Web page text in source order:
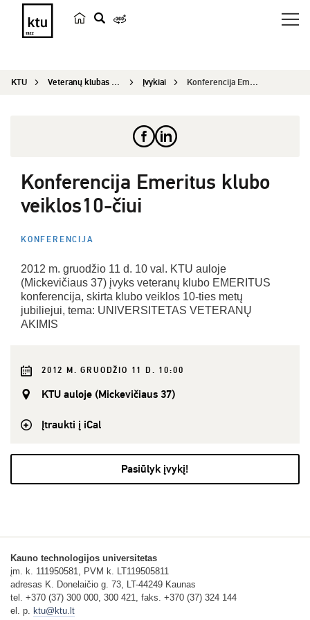
e
KTU Veteranų klubas „Emeritus“ Įvykiai Konferencija Emeritus klubo veiklos10-čiui
Konferencija Emeritus klubo
veiklos10-čiui
KONFERENCIJA
2012 m. gruodžio 11 d. 10 val. KTU auloje
(Mickevičiaus 37) įvyks veteranų klubo EMERITUS
konferencija, skirta klubo veiklos 10-ties metų
jubiliejui, tema: UNIVERSITETAS VETERANŲ
AKIMIS
2012 M. GRUODŽIO 11 D. 10:00
KTU auloje (Mickevičiaus 37)
Įtraukti į iCal
Pasiūlyk įvykį!
Kauno technologijos universitetas
įm. k. 111950581, PVM k. LT119505811
adresas K. Donelaičio g. 73, LT-44249 Kaunas
tel. +370 (37) 300 000, 300 421, faks. +370 (37) 324 144
el. p. ktu@ktu.lt